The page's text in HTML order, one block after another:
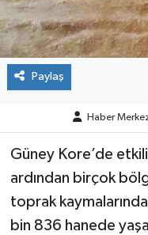
Paylaş
Haber
Güney Kore’de
ardından birçok
toprak
bin 836 hanede